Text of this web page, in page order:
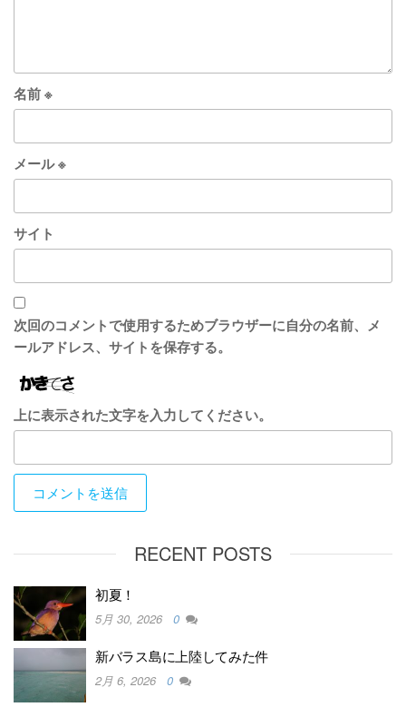
名前※
メール※
サイト
次回のコメントで使用するためブラウザーに自分の名前、メ
ールアドレス、サイトを保存する。
上に表示された文字を入力してください。
RECENT POSTS
初夏！
5月 30, 2026 0
新バラス島に上陸してみた件
2月 6, 2026 0